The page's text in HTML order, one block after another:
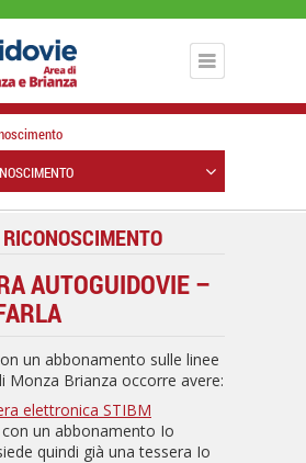
AUTOGUIDOVIE –
un abbonamento sulle linee
Monza Brianza occorre avere:
elettronica STIBM
con un abbonamento Io
quindi già una tessera Io